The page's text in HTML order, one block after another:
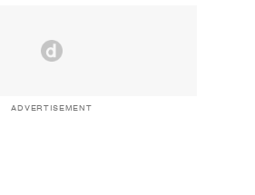
ADVERTISEMENT